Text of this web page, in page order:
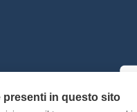
presenti in questo sito